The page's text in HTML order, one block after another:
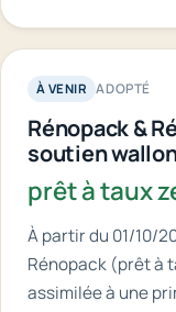
À VENIR ADOPTÉ
Rénopack &
soutien
prêt à taux
À partir du 01/10/
Rénopack (prêt à
assimilée à une